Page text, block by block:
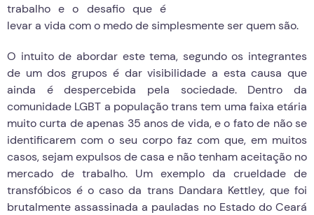
trabalho e o desafio que é
levar a vida com o medo de simplesmente ser quem são.
O intuito de abordar este tema, segundo os integrantes
de um dos grupos é dar visibilidade a esta causa que
ainda é despercebida pela sociedade. Dentro da
comunidade LGBT a população trans tem uma faixa etária
muito curta de apenas 35 anos de vida, e o fato de não se
identificarem com o seu corpo faz com que, em muitos
casos, sejam expulsos de casa e não tenham aceitação no
mercado de trabalho. Um exemplo da crueldade de
transfóbicos é o caso da trans Dandara Kettley, que foi
brutalmente assassinada a pauladas no Estado do Ceará